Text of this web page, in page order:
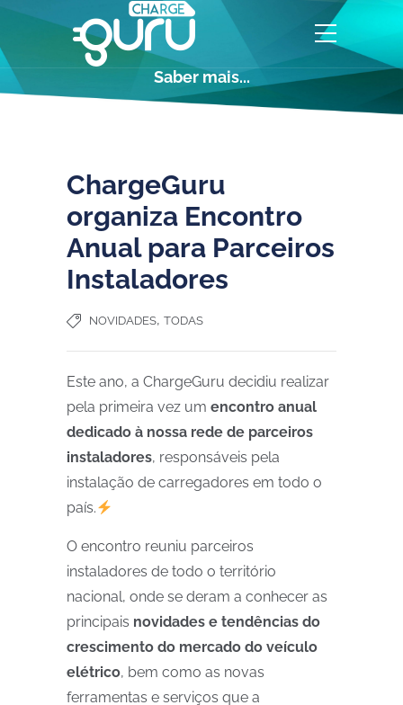
Saber mais...
ChargeGuru
organiza Encontro
Anual para Parceiros
Instaladores
NOVIDADES, TODAS
Este ano, a ChargeGuru decidiu realizar
pela primeira vez um encontro anual
dedicado à nossa rede de parceiros
instaladores, responsáveis pela
instalação de carregadores em todo o
país.
O encontro reuniu parceiros
instaladores de todo o território
nacional, onde se deram a conhecer as
principais novidades e tendências do
crescimento do mercado do veículo
elétrico, bem como as novas
ferramentas e serviços que a